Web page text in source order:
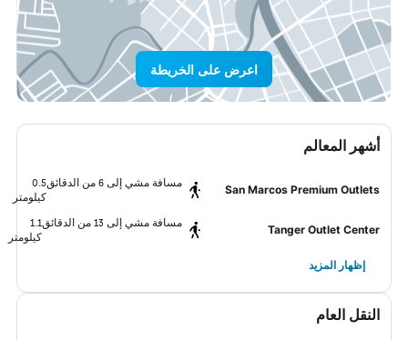
اعرض على الخريطة
أشهر المعالم
San Marcos Premium Outlets
مسافة مشي إلى 6 من الدقائق
0.5
كيلومتر
Tanger Outlet Center
مسافة مشي إلى 13 من الدقائق
1.1
كيلومتر
إظهار المزيد
النقل العام